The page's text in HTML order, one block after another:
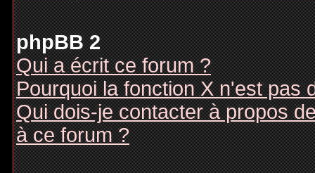
phpBB 2
Qui a écrit ce forum ?
Pourquoi la fonction X n'est pas
Qui dois-je contacter à propos
à ce forum ?